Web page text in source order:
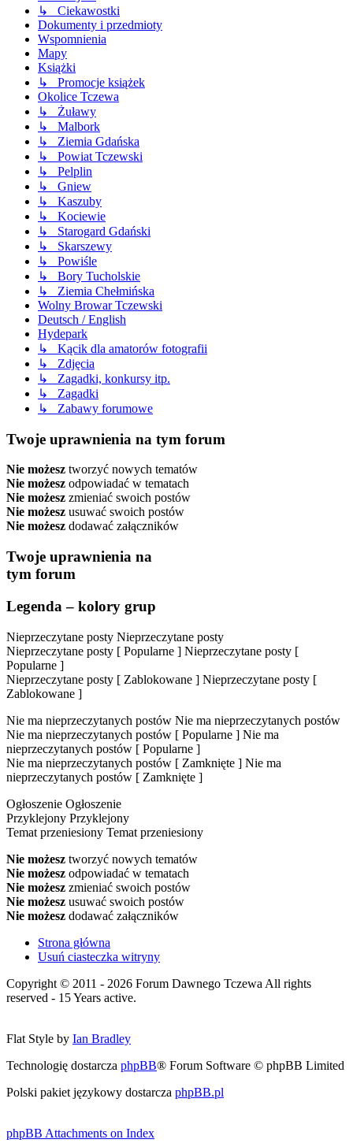
↳ Ciekawostki
Dokumenty i przedmioty
Wspomnienia
Mapy
Książki
↳ Promocje książek
Okolice Tczewa
↳ Żuławy
↳ Malbork
↳ Ziemia Gdańska
↳ Powiat Tczewski
↳ Pelplin
↳ Gniew
↳ Kaszuby
↳ Kociewie
↳ Starogard Gdański
↳ Skarszewy
↳ Powiśle
↳ Bory Tucholskie
↳ Ziemia Chełmińska
Wolny Browar Tczewski
Deutsch / English
Hydepark
↳ Kącik dla amatorów fotografii
↳ Zdjęcia
↳ Zagadki, konkursy itp.
↳ Zagadki
↳ Zabawy forumowe
Twoje uprawnienia na tym forum
Nie możesz tworzyć nowych tematów
Nie możesz odpowiadać w tematach
Nie możesz zmieniać swoich postów
Nie możesz usuwać swoich postów
Nie możesz dodawać załączników
Twoje uprawnienia na
tym forum
Legenda – kolory grup
Nieprzeczytane posty Nieprzeczytane posty
Nieprzeczytane posty [ Popularne ] Nieprzeczytane posty [
Popularne ]
Nieprzeczytane posty [ Zablokowane ] Nieprzeczytane posty [
Zablokowane ]
Nie ma nieprzeczytanych postów Nie ma nieprzeczytanych postów
Nie ma nieprzeczytanych postów [ Popularne ] Nie ma
nieprzeczytanych postów [ Popularne ]
Nie ma nieprzeczytanych postów [ Zamknięte ] Nie ma
nieprzeczytanych postów [ Zamknięte ]
Ogłoszenie Ogłoszenie
Przyklejony Przyklejony
Temat przeniesiony Temat przeniesiony
Nie możesz tworzyć nowych tematów
Nie możesz odpowiadać w tematach
Nie możesz zmieniać swoich postów
Nie możesz usuwać swoich postów
Nie możesz dodawać załączników
Strona główna
Usuń ciasteczka witryny
Copyright © 2011 - 2026 Forum Dawnego Tczewa All rights
reserved - 15 Years active.
Flat Style by Ian Bradley
Technologię dostarcza phpBB® Forum Software © phpBB Limited
Polski pakiet językowy dostarcza phpBB.pl
phpBB Attachments on Index